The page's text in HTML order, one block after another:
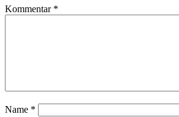
Kommentar *
Name *